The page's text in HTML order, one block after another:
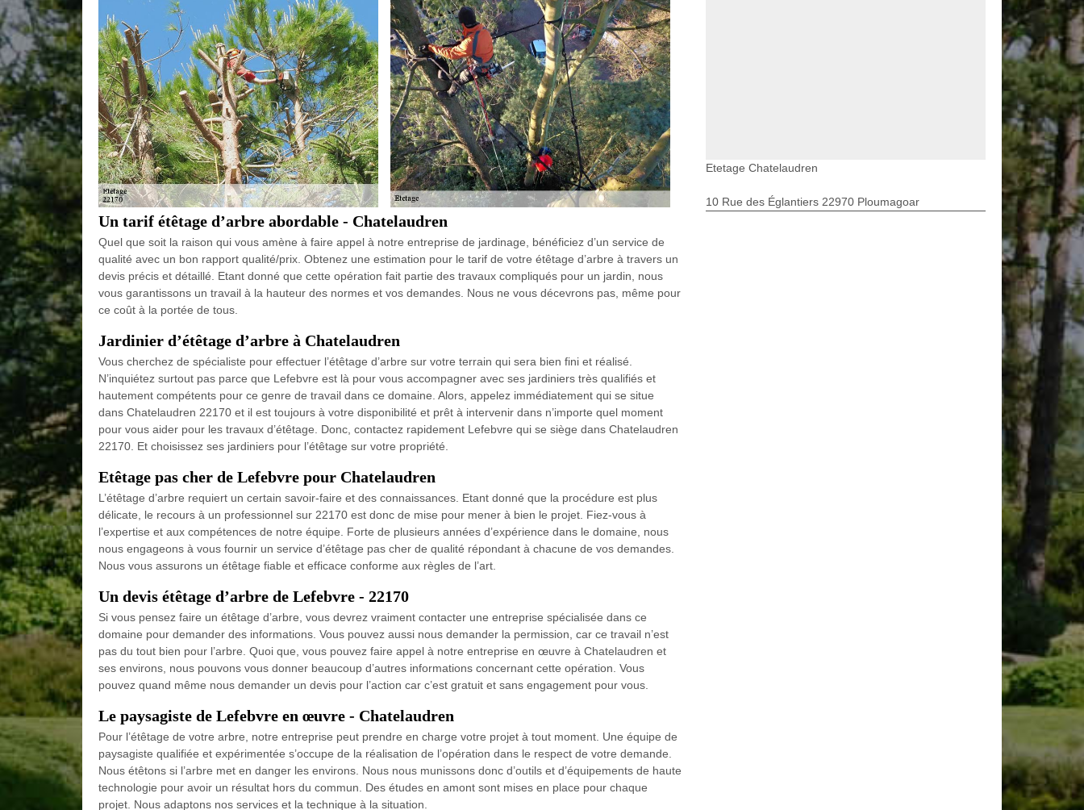
Un tarif étêtage d’arbre abordable - Chatelaudren
Quel que soit la raison qui vous amène à faire appel à notre entreprise de jardinage, bénéficiez d’un service de
qualité avec un bon rapport qualité/prix. Obtenez une estimation pour le tarif de votre étêtage d’arbre à travers un
devis précis et détaillé. Etant donné que cette opération fait partie des travaux compliqués pour un jardin, nous
vous garantissons un travail à la hauteur des normes et vos demandes. Nous ne vous décevrons pas, même pour
ce coût à la portée de tous.
Jardinier d’étêtage d’arbre à Chatelaudren
Vous cherchez de spécialiste pour effectuer l’étêtage d’arbre sur votre terrain qui sera bien fini et réalisé.
N’inquiétez surtout pas parce que Lefebvre est là pour vous accompagner avec ses jardiniers très qualifiés et
hautement compétents pour ce genre de travail dans ce domaine. Alors, appelez immédiatement qui se situe
dans Chatelaudren 22170 et il est toujours à votre disponibilité et prêt à intervenir dans n’importe quel moment
pour vous aider pour les travaux d’étêtage. Donc, contactez rapidement Lefebvre qui se siège dans Chatelaudren
22170. Et choisissez ses jardiniers pour l’étêtage sur votre propriété.
Etêtage pas cher de Lefebvre pour Chatelaudren
L’étêtage d’arbre requiert un certain savoir-faire et des connaissances. Etant donné que la procédure est plus
délicate, le recours à un professionnel sur 22170 est donc de mise pour mener à bien le projet. Fiez-vous à
l’expertise et aux compétences de notre équipe. Forte de plusieurs années d’expérience dans le domaine, nous
nous engageons à vous fournir un service d’étêtage pas cher de qualité répondant à chacune de vos demandes.
Nous vous assurons un étêtage fiable et efficace conforme aux règles de l’art.
Un devis étêtage d’arbre de Lefebvre - 22170
Si vous pensez faire un étêtage d’arbre, vous devrez vraiment contacter une entreprise spécialisée dans ce
domaine pour demander des informations. Vous pouvez aussi nous demander la permission, car ce travail n’est
pas du tout bien pour l’arbre. Quoi que, vous pouvez faire appel à notre entreprise en œuvre à Chatelaudren et
ses environs, nous pouvons vous donner beaucoup d’autres informations concernant cette opération. Vous
pouvez quand même nous demander un devis pour l’action car c’est gratuit et sans engagement pour vous.
Le paysagiste de Lefebvre en œuvre - Chatelaudren
Pour l’étêtage de votre arbre, notre entreprise peut prendre en charge votre projet à tout moment. Une équipe de
paysagiste qualifiée et expérimentée s’occupe de la réalisation de l’opération dans le respect de votre demande.
Nous étêtons si l’arbre met en danger les environs. Nous nous munissons donc d’outils et d’équipements de haute
technologie pour avoir un résultat hors du commun. Des études en amont sont mises en place pour chaque
projet. Nous adaptons nos services et la technique à la situation.
Etetage Chatelaudren
10 Rue des Églantiers 22970 Ploumagoar